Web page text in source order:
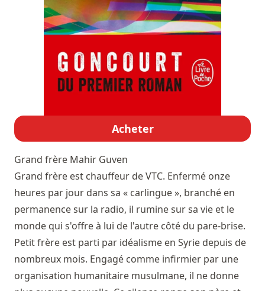
Acheter
Grand frère Mahir Guven
Grand frère est chauffeur de VTC. Enfermé onze
heures par jour dans sa « carlingue », branché en
permanence sur la radio, il rumine sur sa vie et le
monde qui s'offre à lui de l'autre côté du pare-brise.
Petit frère est parti par idéalisme en Syrie depuis de
nombreux mois. Engagé comme infirmier par une
organisation humanitaire musulmane, il ne donne